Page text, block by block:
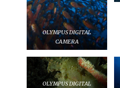
OLYMPUS DIGITAL
CAMERA
OLYMPUS DIGITAL